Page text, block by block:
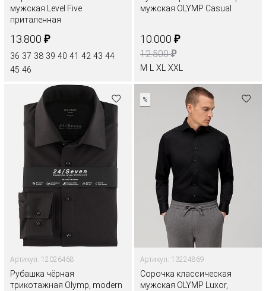
мужская Level Five
приталенная
13.800 ₽
36 37 38 39 40 41 42 43 44
45 46
мужская OLYMP Casual
10.000 ₽
12.500₽
M XL XXL
Артикул: 12026468
Рубашка чёрная
трикотажная Olymp, modern
%
Артикул: 13224869
Сорочка классическая
мужская OLYMP Luxor,